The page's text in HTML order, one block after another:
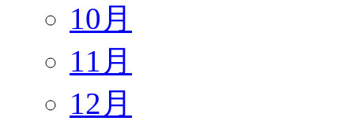
10月
11月
12月